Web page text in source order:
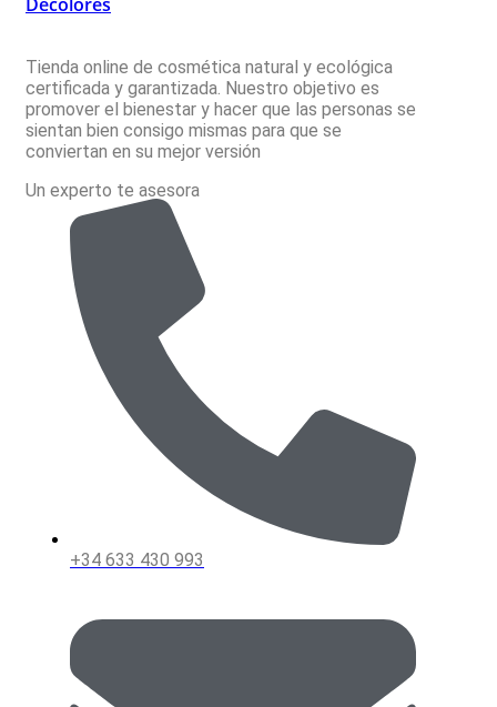
Tienda online de cosmética natural y ecológica
certificada y garantizada. Nuestro objetivo es
promover el bienestar y hacer que las personas se
sientan bien consigo mismas para que se
conviertan en su mejor versión
Un experto te asesora
+34 633 430 993